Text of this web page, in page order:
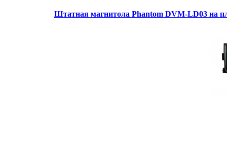
Штатная магнитола Phantom DVM-LD03 на